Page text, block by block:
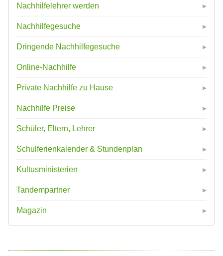
Nachhilfelehrer werden
Nachhilfegesuche
Dringende Nachhilfegesuche
Online-Nachhilfe
Private Nachhilfe zu Hause
Nachhilfe Preise
Schüler, Eltern, Lehrer
Schulferienkalender & Stundenplan
Kultusministerien
Tandempartner
Magazin